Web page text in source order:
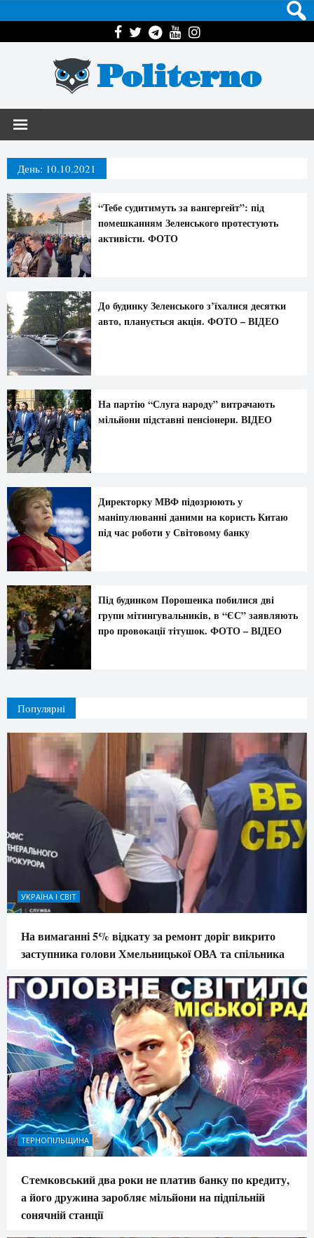
Politerno
День: 10.10.2021
“Тебе судитимуть за вангергейт”: під
помешканням Зеленського протестують
активісти. ФОТО
До будинку Зеленського з’їхалися десятки
авто, планується акція. ФОТО – ВІДЕО
На партію “Слуга народу” витрачають
мільйони підставні пенсіонери. ВIДЕО
Директорку МВФ підозрюють у
маніпулюванні даними на користь Китаю
під час роботи у Світовому банку
Під будинком Порошенка побилися дві
групи мітингувальників, в “ЄС” заявляють
про провокації тітушок. ФОТО – ВІДЕО
Популярні
УКРАЇНА І СВІТ
На вимаганні 5% відкату за ремонт доріг викрито
заступника голови Хмельницької ОВА та спільника
ТЕРНОПІЛЬЩИНА
Стемковський два роки не платив банку по кредиту,
а його дружина заробляє мільйони на підпільній
сонячній станції